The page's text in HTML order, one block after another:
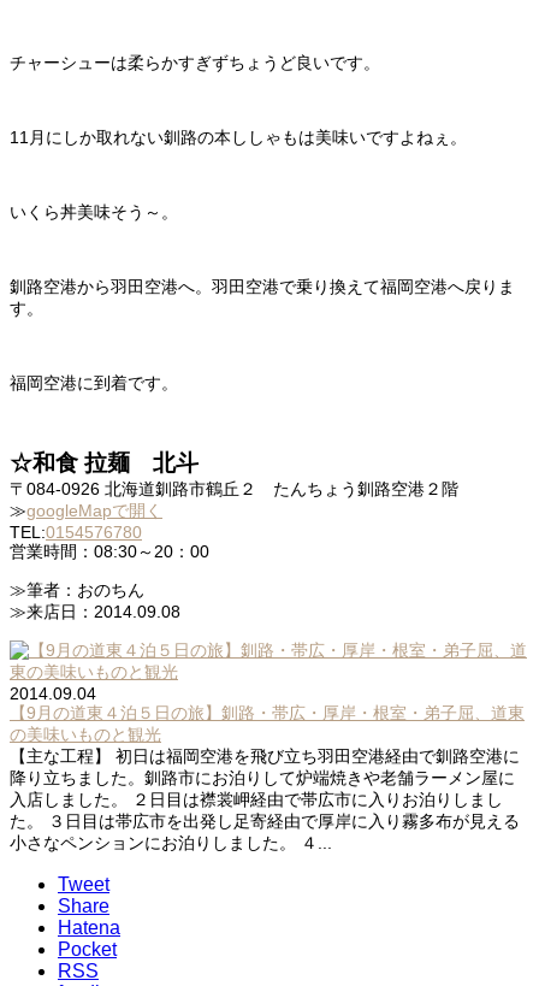
チャーシューは柔らかすぎずちょうど良いです。
11月にしか取れない釧路の本ししゃもは美味いですよねぇ。
いくら丼美味そう～。
釧路空港から羽田空港へ。羽田空港で乗り換えて福岡空港へ戻りま
す。
福岡空港に到着です。
☆和食 拉麺 北斗
〒084-0926 北海道釧路市鶴丘２ たんちょう釧路空港２階
≫googleMapで開く
TEL:0154576780
営業時間：08:30～20：00
≫筆者：おのちん
≫来店日：2014.09.08
2014.09.04
【9月の道東４泊５日の旅】釧路・帯広・厚岸・根室・弟子屈、道東
の美味いものと観光
【主な工程】 初日は福岡空港を飛び立ち羽田空港経由で釧路空港に
降り立ちました。釧路市にお泊りして炉端焼きや老舗ラーメン屋に
入店しました。 ２日目は襟裳岬経由で帯広市に入りお泊りしまし
た。 ３日目は帯広市を出発し足寄経由で厚岸に入り霧多布が見える
小さなペンションにお泊りしました。 ４...
Tweet
Share
Hatena
Pocket
RSS